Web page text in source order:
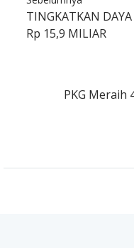
TINGKATKAN
Rp 15,9 MILIAR
PKG Meraih